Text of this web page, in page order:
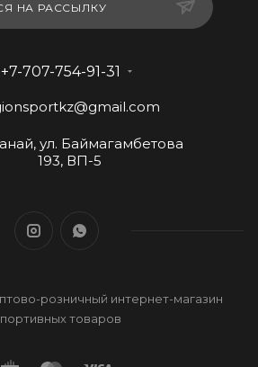
НА РАССЫЛКУ
+7-707-754-91-31
ул. Баймагамбетова
193, ВП-5
розничный интернет-магазин
товаров